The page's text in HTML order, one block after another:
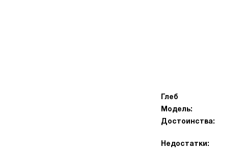
Глеб
Модель:
Достоинства:
Недостатки: